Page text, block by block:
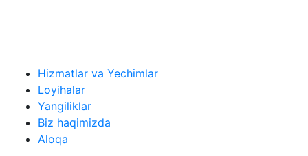
Hizmatlar va Yechimlar
Loyihalar
Yangiliklar
Biz haqimizda
Aloqa